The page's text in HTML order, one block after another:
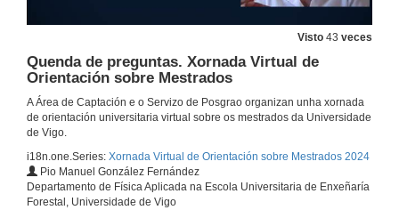
Visto 43 veces
Quenda de preguntas. Xornada Virtual de
Orientación sobre Mestrados
A Área de Captación e o Servizo de Posgrao organizan unha xornada
de orientación universitaria virtual sobre os mestrados da Universidade
de Vigo.
i18n.one.Series: Xornada Virtual de Orientación sobre Mestrados 2024
Pio Manuel González Fernández
Departamento de Física Aplicada na Escola Universitaria de Enxeñaría
Forestal, Universidade de Vigo